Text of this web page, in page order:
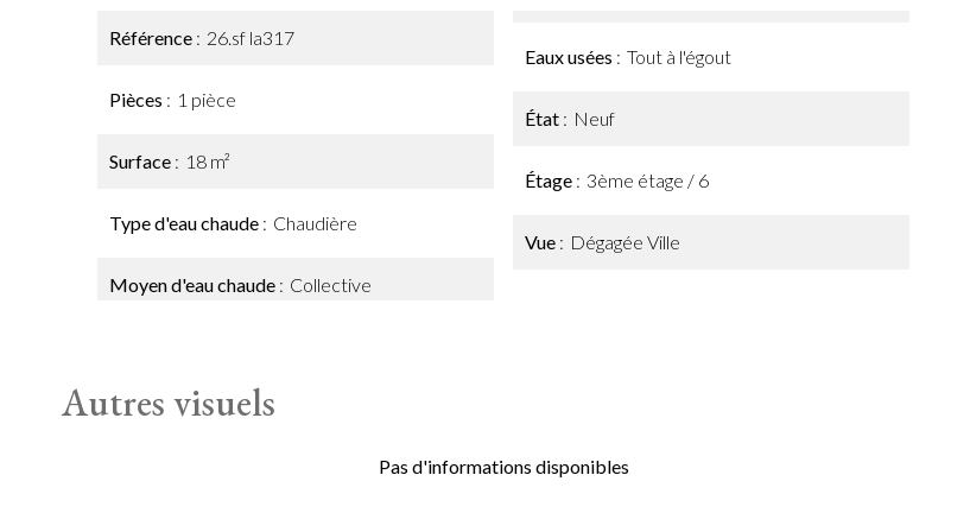
Référence 26.sf la317
Pièces 1 pièce
Surface 18 m²
Type d'eau chaude Chaudière
Moyen d'eau chaude Collective
Eaux usées Tout à l'égout
État Neuf
Étage 3ème étage / 6
Vue Dégagée Ville
Autres visuels
Pas d'informations disponibles